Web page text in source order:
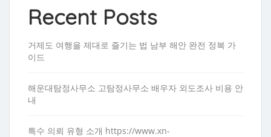
Recent Posts
거제도 여행을 제대로 즐기는 법 남부 해안 완전 정복 가
이드
해운대탐정사무소 고탐정사무소 배우자 외도조사 비용 안
내
특수 의뢰 유형 소개 https://www.xn-